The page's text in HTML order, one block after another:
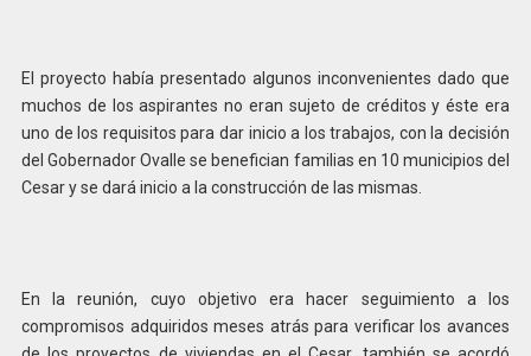
El proyecto había presentado algunos inconvenientes dado que
muchos de los aspirantes no eran sujeto de créditos y éste era
uno de los requisitos para dar inicio a los trabajos, con la decisión
del Gobernador Ovalle se benefician familias en 10 municipios del
Cesar y se dará inicio a la construcción de las mismas.
En la reunión, cuyo objetivo era hacer seguimiento a los
compromisos adquiridos meses atrás para verificar los avances